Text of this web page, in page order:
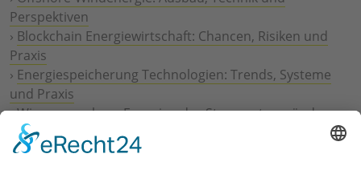
Perspektiven
› Blockchain Energiewirtschaft: Chancen, Risiken und
Praxis
› Energiespeicherung Technologien: Trends, Systeme
und Praxis
›Wie erneuerbare Energien das Stromnetz verändern
Digitalisierung Energiewirtschaft: Effizienz, Netze und
Prozesse